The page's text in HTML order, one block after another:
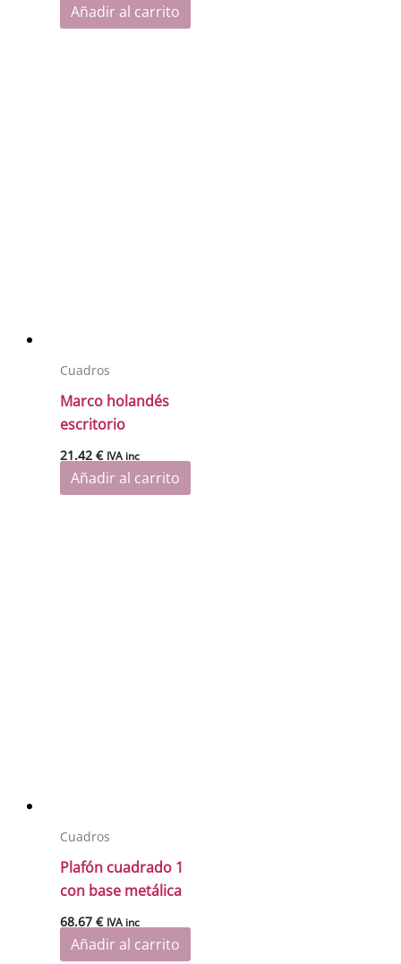
Añadir al carrito
Cuadros
Marco holandés
escritorio
21.42€ IVA inc
Añadir al carrito
Cuadros
Plafón cuadrado 1
con base metálica
68.67€ IVA inc
Añadir al carrito